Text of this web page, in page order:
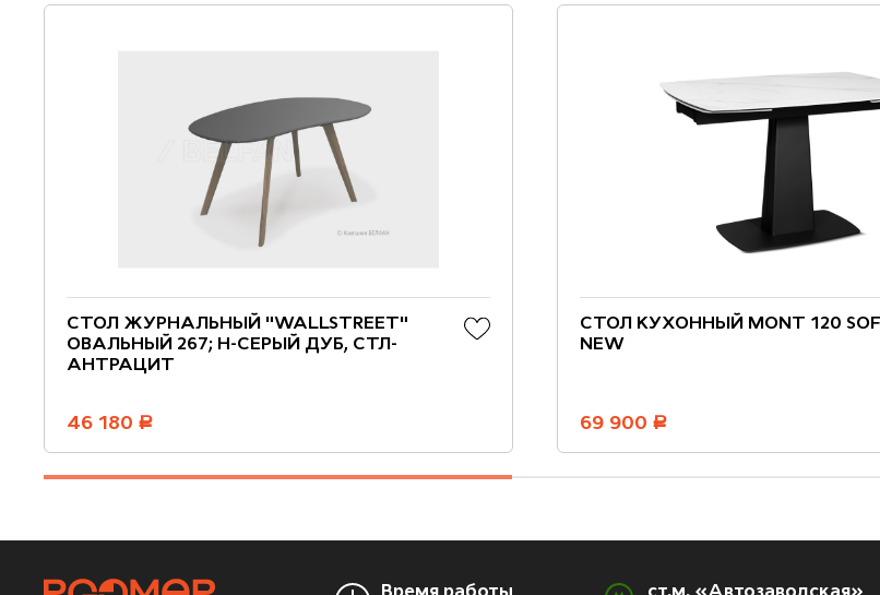
СТОЛ ЖУРНАЛЬНЫЙ "WALLSTREET"
ОВАЛЬНЫЙ 267; Н-СЕРЫЙ ДУБ, СТЛ-
АНТРАЦИТ
46 180 руб.
СТОЛ КУХОННЫЙ MONT 120
NEW
69 900 руб.